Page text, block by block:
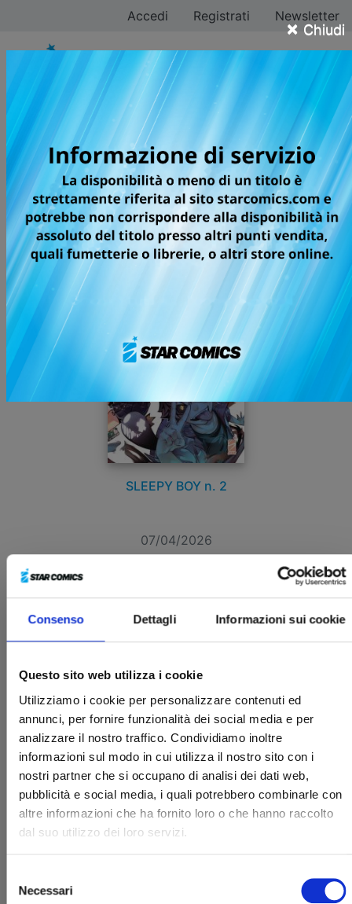
Consenso Dettagli Informazioni sui cookie
Questo sito web utilizza i cookie
Utilizziamo i cookie per personalizzare contenuti ed
annunci, per fornire funzionalità dei social media e per
analizzare il nostro traffico. Condividiamo inoltre
informazioni sul modo in cui utilizza il nostro sito con i
nostri partner che si occupano di analisi dei dati web,
pubblicità e social media, i quali potrebbero combinarle con
altre informazioni che ha fornito loro o che hanno raccolto
dal suo utilizzo dei loro servizi.
delNecessari
× Chiudi
Accedi Registrati Newsletter
Marika Herzog
Tutti i fumetti
SLEEPY BOY n. 2
07/04/2026
SLEEPY BOY n. 1